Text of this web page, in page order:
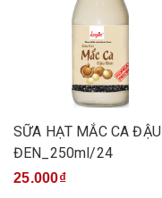
SỮA HẠT MẮC CA ĐẬU
ĐEN_250ml/24
25.000₫